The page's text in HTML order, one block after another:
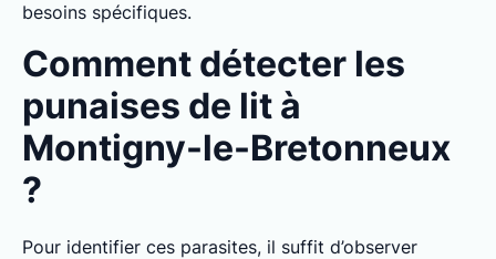
besoins spécifiques.
Comment détecter les
punaises de lit à
Montigny-le-Bretonneux
?
Pour identifier ces parasites, il suffit d’observer